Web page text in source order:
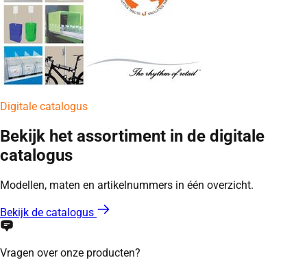
Digitale catalogus
Bekijk het assortiment in de digitale
catalogus
Modellen, maten en artikelnummers in één overzicht.
Bekijk de catalogus
Vragen over onze producten?